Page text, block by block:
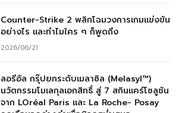
Counter-Strike 2 พลิกโฉมวงการเกมแข่งขัน
อย่างไร และทำไมใคร ๆ ก็พูดถึง
2026/06/21
ลอรีอัล กรุ๊ปยกระดับเมลาซิล (Melasyl™)
นวัตกรรมโมเลกุลเอกสิทธิ์ สู่ 7 สกินแคร์โซลูชัน
จาก LOréal Paris และ La Roche- Posay